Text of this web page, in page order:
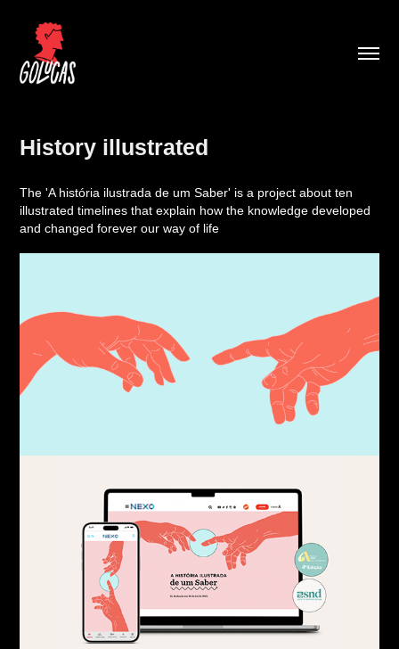
History illustrated
The 'A história ilustrada de um Saber' is a project about ten
illustrated timelines that explain how the knowledge developed
and changed forever our way of life